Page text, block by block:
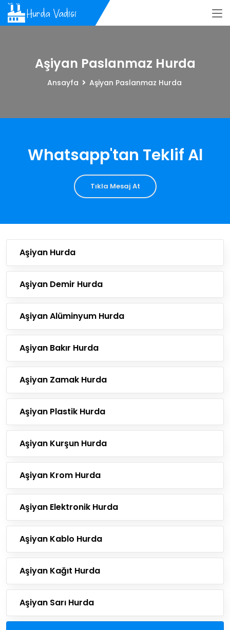
Aşiyan Paslanmaz Hurda
Ansayfa Aşiyan Paslanmaz Hurda
Whatsapp'tan Teklif Al
Tıkla Mesaj At
Aşiyan Hurda
Aşiyan Demir Hurda
Aşiyan Alüminyum Hurda
Aşiyan Bakır Hurda
Aşiyan Zamak Hurda
Aşiyan Plastik Hurda
Aşiyan Kurşun Hurda
Aşiyan Krom Hurda
Aşiyan Elektronik Hurda
Aşiyan Kablo Hurda
Aşiyan Kağıt Hurda
Aşiyan Sarı Hurda